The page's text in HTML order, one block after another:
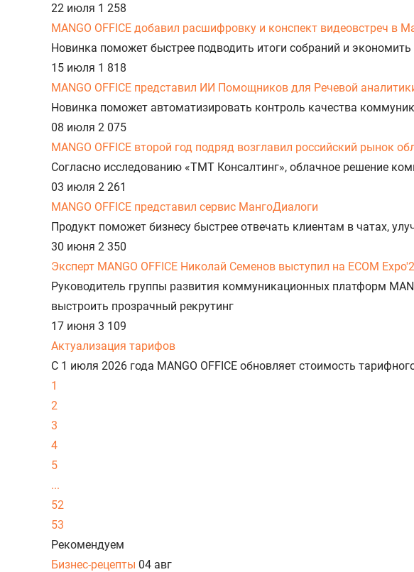
22 июля 1 258
MANGO OFFICE добавил расшифровку и конспект видеовстреч в
Новинка поможет быстрее подводить итоги собраний и
15 июля 1 818
MANGO OFFICE представил ИИ Помощников для Речевой
Новинка поможет автоматизировать контроль качества
08 июля 2 075
MANGO OFFICE второй год подряд возглавил российский рынок
Согласно исследованию «ТМТ Консалтинг», облачное решение
03 июля 2 261
MANGO OFFICE представил сервис МангоДиалоги
Продукт поможет бизнесу быстрее отвечать клиентам в чатах,
30 июня 2 350
Эксперт MANGO OFFICE Николай Семенов выступил на ECOM
Руководитель группы развития коммуникационных платформ
выстроить прозрачный рекрутинг
17 июня 3 109
Актуализация тарифов
С 1 июля 2026 года MANGO OFFICE обновляет стоимость
1
2
3
4
5
...
52
53
Рекомендуем
Бизнес-рецепты 04 авг